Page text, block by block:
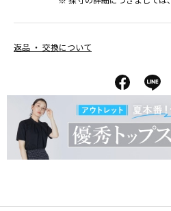
返品 ・ 交換について